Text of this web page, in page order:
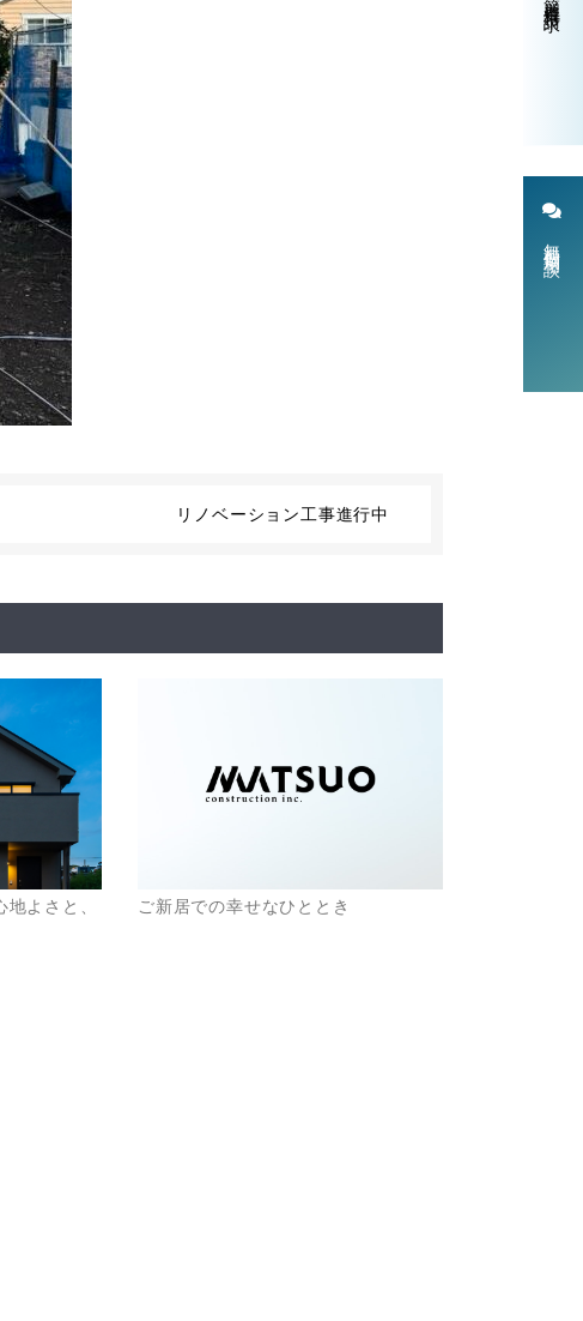
リノベーション工事進行中
よさと、
ご新居での幸せなひととき
無料個別相談